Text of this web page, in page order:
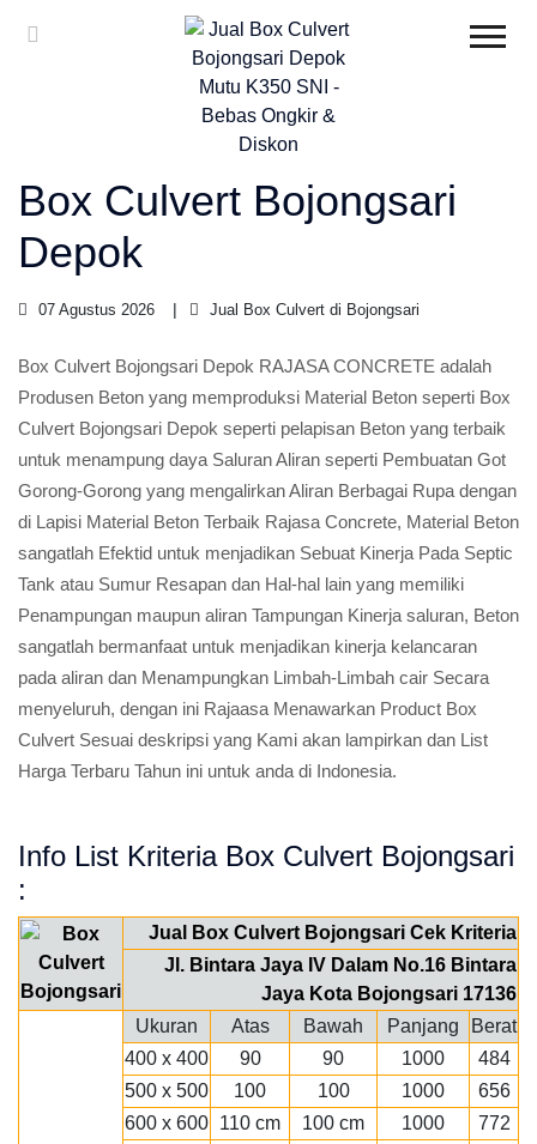
Box Culvert Bojongsari
Depok
07 Agustus 2026 Jual Box Culvert di Bojongsari
Box Culvert Bojongsari Depok RAJASA CONCRETE adalah
Produsen Beton yang memproduksi Material Beton seperti Box
Culvert Bojongsari Depok seperti pelapisan Beton yang terbaik
untuk menampung daya Saluran Aliran seperti Pembuatan Got
Gorong-Gorong yang mengalirkan Aliran Berbagai Rupa dengan
di Lapisi Material Beton Terbaik Rajasa Concrete, Material Beton
sangatlah Efektid untuk menjadikan Sebuat Kinerja Pada Septic
Tank atau Sumur Resapan dan Hal-hal lain yang memiliki
Penampungan maupun aliran Tampungan Kinerja saluran, Beton
sangatlah bermanfaat untuk menjadikan kinerja kelancaran
pada aliran dan Menampungkan Limbah-Limbah cair Secara
menyeluruh, dengan ini Rajaasa Menawarkan Product Box
Culvert Sesuai deskripsi yang Kami akan lampirkan dan List
Harga Terbaru Tahun ini untuk anda di Indonesia.
Info List Kriteria Box Culvert Bojongsari
:
Jual Box Culvert Bojongsari Cek Kriteria
Jl. Bintara Jaya IV Dalam No.16 Bintara
Jaya Kota Bojongsari 17136
Ukuran
Atas Bawah Panjang
Berat
400 x 400
90 90 1000
484
500 x 500
100 100 1000
656
600 x 600 110 cm 100 cm 1000
772